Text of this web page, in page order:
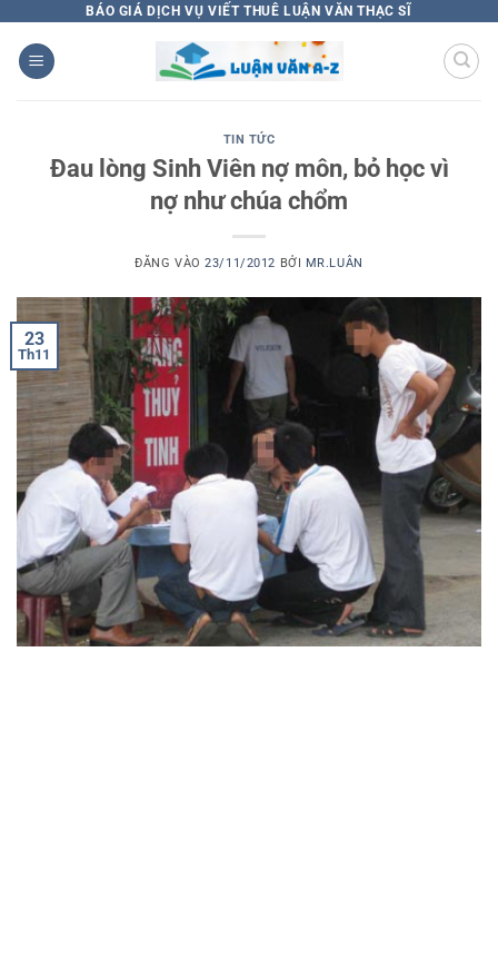
qua
nội
BÁO GIÁ DỊCH VỤ VIẾT THUÊ LUẬN VĂN THẠC SĨ
TIN TỨC
Đau lòng Sinh Viên nợ môn, bỏ học vì
nợ như chúa chổm
ĐĂNG VÀO23/11/2012 BỞI MR.LUÂN
23
Th11